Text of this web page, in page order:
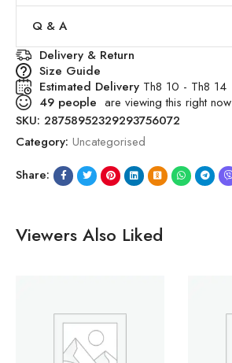
Q & A
Delivery & Return
Size Guide
Estimated Delivery Th8 10 - Th8 14
49 people are viewing this right now
SKU: 28758952329293756072
Category: Uncategorised
Share:
Viewers Also Liked